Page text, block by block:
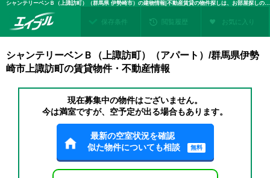
シャンテリーベンＢ（上諏訪町）（群馬県 伊勢崎市）の建物情報|不動産賃貸の物件探しは、お部屋探しのエイブル
保存条件 閲覧履歴 お気に入り
シャンテリーベンＢ（上諏訪町）（アパート）/群馬県伊勢
崎市上諏訪町の賃貸物件・不動産情報
現在募集中の物件はございません。
今は満室ですが、空予定が出る場合もあります。
最新の空室状況を確認
似た物件についても相談
無料